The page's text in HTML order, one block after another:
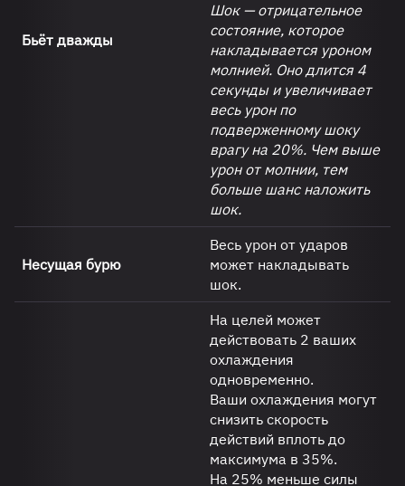
Бьёт дважды
Шок — отрицательное
состояние, которое
накладывается уроном
молнией. Оно длится 4
секунды и увеличивает
весь урон по
подверженному шоку
врагу на 20%. Чем выше
урон от молнии, тем
больше шанс наложить
шок.
Несущая бурю
Весь урон от ударов
может накладывать
шок.
На целей может
действовать 2 ваших
охлаждения
одновременно.
Ваши охлаждения могут
снизить скорость
действий вплоть до
максимума в 35%.
На 25% меньше силы